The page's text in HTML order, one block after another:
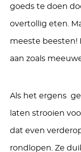
goeds te doen
overtollig eten.
meeste beesten!
aan zoals
Als het ergens
laten strooien
dat even
rondlopen. Ze